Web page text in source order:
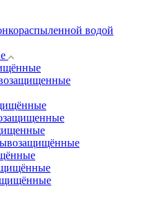
водой